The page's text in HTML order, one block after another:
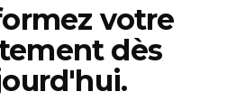
votre
dès